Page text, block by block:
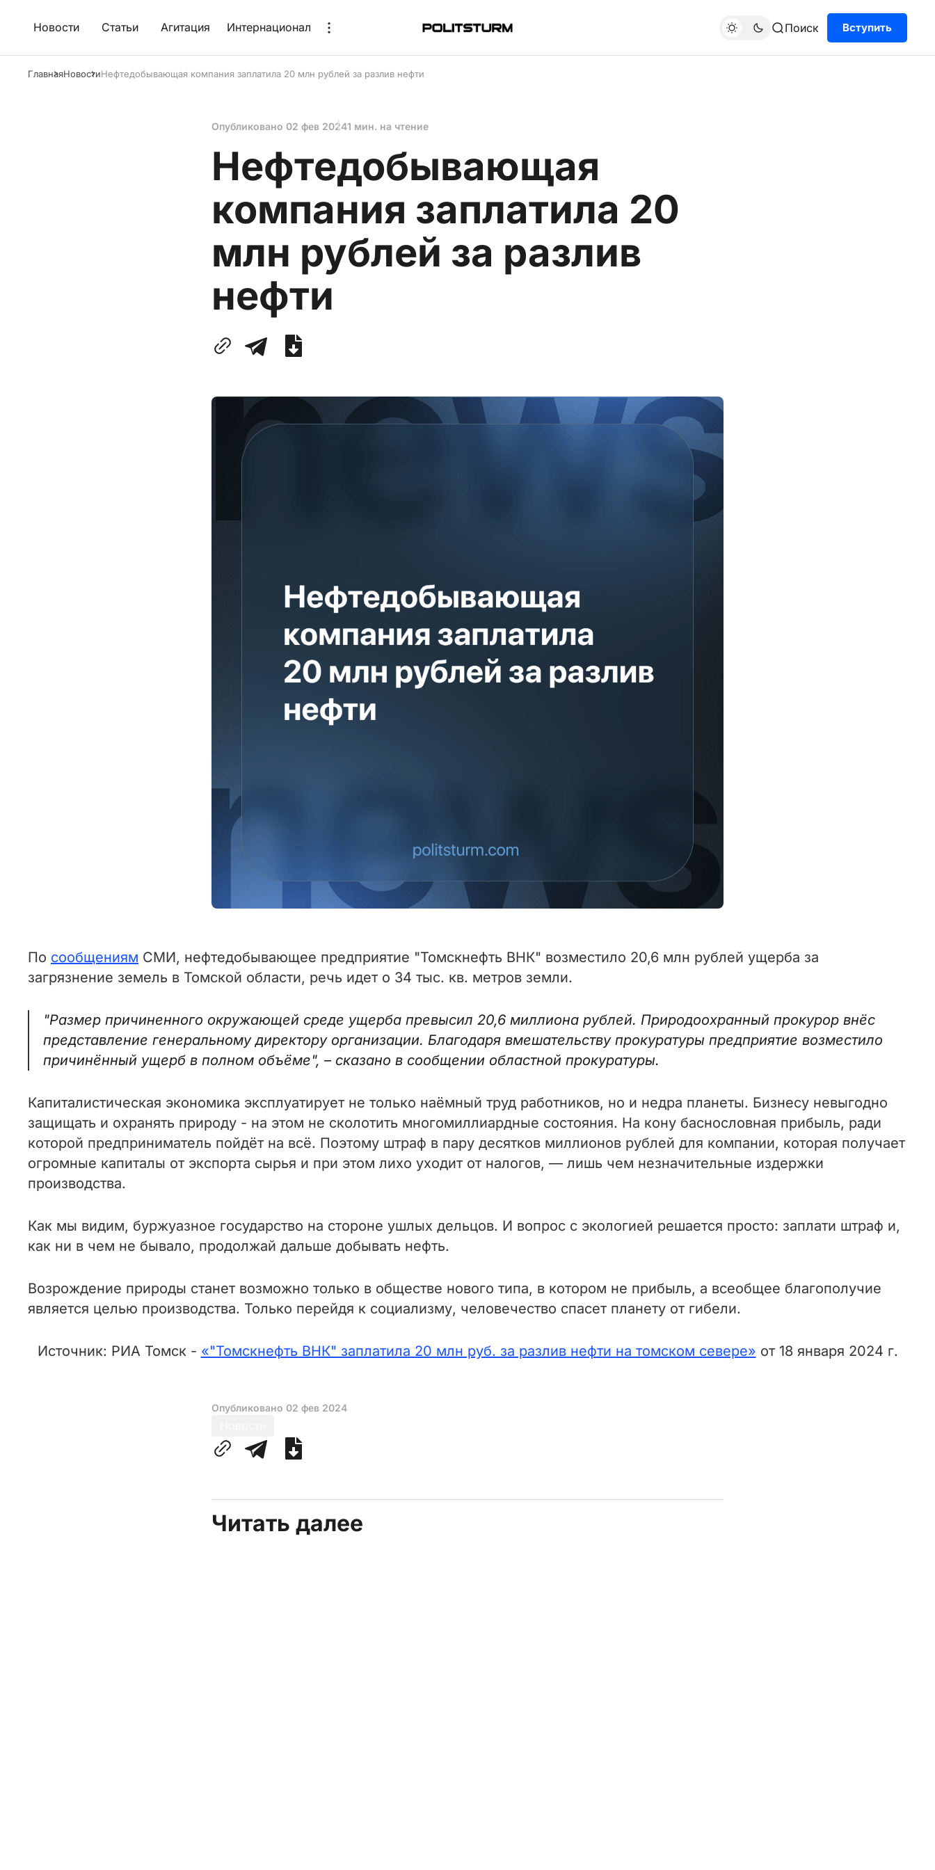
Новости Статьи Агитация Интернационал Поиск Вступить
ГлавнаяНовостиНефтедобывающая компания заплатила 20 млн рублей за разлив нефти
Опубликовано 02 фев 20241 мин. на чтение
Нефтедобывающая
компания заплатила 20
млн рублей за разлив
нефти
По сообщениям СМИ, нефтедобывающее предприятие "Томскнефть ВНК" возместило 20,6 млн рублей ущерба за
загрязнение земель в Томской области, речь идет о 34 тыс. кв. метров земли.
"Размер причиненного окружающей среде ущерба превысил 20,6 миллиона рублей. Природоохранный прокурор внёс
представление генеральному директору организации. Благодаря вмешательству прокуратуры предприятие возместило
причинённый ущерб в полном объёме", – сказано в сообщении областной прокуратуры.
Капиталистическая экономика эксплуатирует не только наёмный труд работников, но и недра планеты. Бизнесу невыгодно
защищать и охранять природу - на этом не сколотить многомиллиардные состояния. На кону баснословная прибыль, ради
которой предприниматель пойдёт на всё. Поэтому штраф в пару десятков миллионов рублей для компании, которая получает
огромные капиталы от экспорта сырья и при этом лихо уходит от налогов, — лишь чем незначительные издержки
производства.
Как мы видим, буржуазное государство на стороне ушлых дельцов. И вопрос с экологией решается просто: заплати штраф и,
как ни в чем не бывало, продолжай дальше добывать нефть.
Возрождение природы станет возможно только в обществе нового типа, в котором не прибыль, а всеобщее благополучие
является целью производства. Только перейдя к социализму, человечество спасет планету от гибели.
Источник: РИА Томск - «"Томскнефть ВНК" заплатила 20 млн руб. за разлив нефти на томском севере» от 18 января 2024 г.
Опубликовано 02 фев 2024
Читать далее